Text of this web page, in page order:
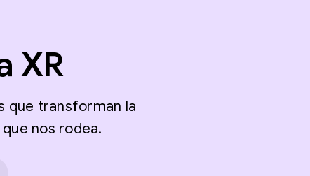
XR
que transforman la
nos rodea.